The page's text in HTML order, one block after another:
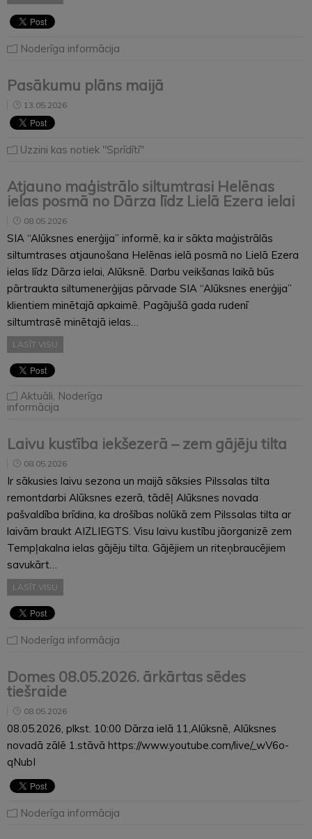
Noderīga informācija
Pasākumu plāns maijā
13.05.2026
Uzzini kas notiek "Sprīdītī"
Atjauno maģistrālo siltumtrasi Helēnas
ielas posmā no Dārza līdz Lielā Ezera ielai
08.05.2026
SIA “Alūksnes enerģija” informē, ka ir sākta maģistrālās
siltumtrases atjaunošana Helēnas ielā posmā no Lielā Ezera
ielas līdz Dārza ielai, Alūksnē. Darbu veikšanas laikā būs
pārtraukta siltumenerģijas pārvade SIA “Alūksnes enerģija”
klientiem minētajā apkaimē. Pagājušā gada rudenī
siltumtrasē minētajā ielas…
LASĪT VISU
Aktuāli, Noderīga
informācija
Laivu kustība iekšezerā – zem gājēju tilta
08.05.2026
Ir sākusies laivu sezona un maijā sāksies Pilssalas tilta
remontdarbi Alūksnes ezerā, tādēļ Alūksnes novada
pašvaldība brīdina, ka drošības nolūkā zem Pilssalas tilta ar
laivām braukt AIZLIEGTS. Visu laivu kustību jāorganizē zem
Tempļakalna ielas gājēju tilta. Gājējiem un riteņbraucējiem
savukārt…
LASĪT VISU
Noderīga informācija
Domes 08.05.2026. ārkārtas sēdes
tiešraide
08.05.2026
08.05.2026, plkst. 10:00 Dārza ielā 11,Alūksnē, Alūksnes
novadā zālē 1.stāvā https://www.youtube.com/live/_wV6o-
qNubI
Noderīga informācija